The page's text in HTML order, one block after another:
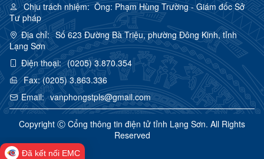
Chịu trách nhiệm:Ông: Phạm Hùng Trường - Giám đốc Sở
Tư pháp
Địa chỉ: Số 623 Đường Bà Triệu, phường Đông Kinh, tỉnh
Lạng Sơn
Điện thoại: (0205) 3.870.354
Fax:(0205) 3.863.336
Email: vanphongstpls@gmail.com
Copyright Ⓒ Cổng thông tin điện tử tỉnh Lạng Sơn. All Rights
Reserved
Đã kết nối EMC